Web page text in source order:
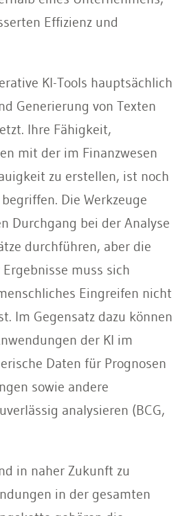
Effizienz und
KI-Tools hauptsächlich
Generierung von Texten
Ihre Fähigkeit,
mit der im Finanzwesen
zu erstellen, ist noch
Die Werkzeuge
Durchgang bei der Analyse
durchführen, aber die
muss sich
Eingreifen nicht
Im Gegensatz dazu können
der KI im
Daten für Prognosen
sowie andere
analysieren (BCG,
in naher Zukunft zu
in der gesamten